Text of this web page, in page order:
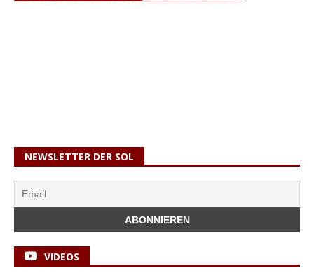
NEWSLETTER DER SOL
VIDEOS